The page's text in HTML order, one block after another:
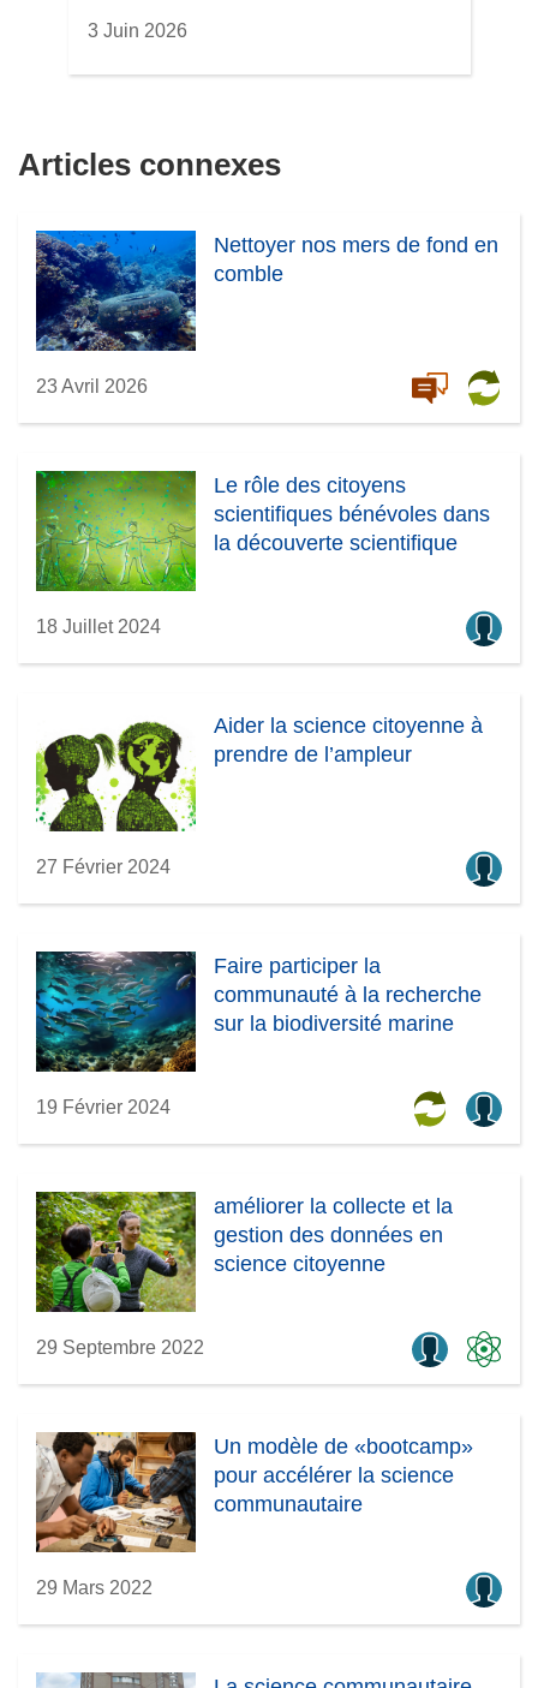
3 Juin 2026
Articles connexes
Nettoyer nos mers de fond en
comble
23 Avril 2026
Le rôle des citoyens
scientifiques bénévoles dans
la découverte scientifique
18 Juillet 2024
Aider la science citoyenne à
prendre de l’ampleur
27 Février 2024
Faire participer la
communauté à la recherche
sur la biodiversité marine
19 Février 2024
améliorer la collecte et la
gestion des données en
science citoyenne
29 Septembre 2022
Un modèle de «bootcamp»
pour accélérer la science
communautaire
29 Mars 2022